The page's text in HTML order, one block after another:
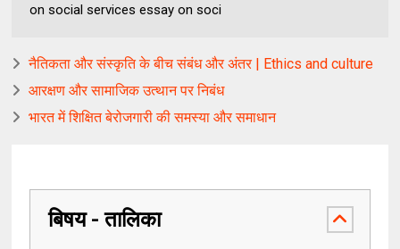
on social services essay on soci
नैतिकता और संस्कृति के बीच संबंध और अंतर | Ethics and culture
आरक्षण और सामाजिक उत्थान पर निबंध
भारत में शिक्षित बेरोजगारी की समस्या और समाधान
बिषय - तालिका